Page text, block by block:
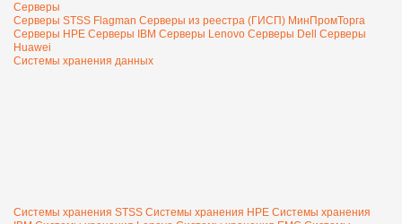
Серверы
Серверы STSS Flagman Серверы из реестра (ГИСП) МинПромТорга
Серверы HPE Серверы IBM Серверы Lenovo Серверы Dell Серверы
Huawei
Системы хранения данных
Системы хранения STSS Системы хранения HPE Системы хранения